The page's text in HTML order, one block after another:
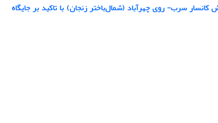
سرب- روی چهرآباد (شمال‌باختر زنجان) با تاکید بر جایگاه